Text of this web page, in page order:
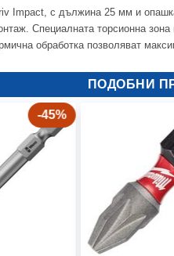
Impact, с дължина 25 мм и
Специалната торсионна
обработка позволяват
ПОДОБНИ
-45%